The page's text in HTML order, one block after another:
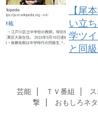
【尾
い立
学ツ
と同
芸能 ＴＶ番組
撃
おもしろネタ